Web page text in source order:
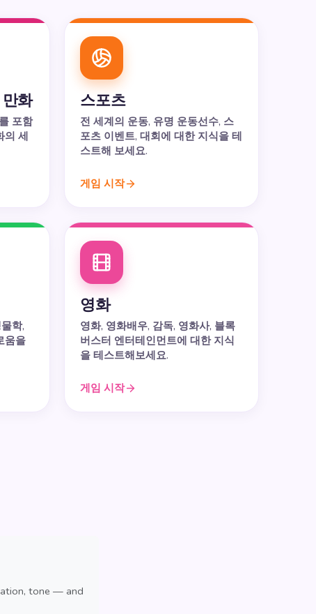
화
포함
의 세
스포츠
전 세계의 운동, 유명 운동선수, 스
포츠 이벤트, 대회에 대한 지식을 테
스트해 보세요.
게임 시작
학,
움을
영화
영화, 영화배우, 감독, 영화사, 블록
버스터 엔터테인먼트에 대한 지식
을 테스트해보세요.
게임 시작
tone — and